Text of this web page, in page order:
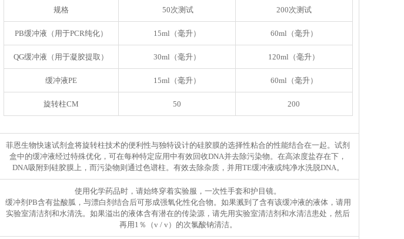
规格 50次测试 200次测试
PB缓冲液（用于PCR纯化） 15ml（毫升） 60ml（毫升）
QG缓冲液（用于凝胶提取） 30ml（毫升） 120ml（毫升）
缓冲液PE 15ml（毫升） 60ml（毫升）
旋转柱CM 50 200
菲恩生物快速试剂盒将旋转柱技术的便利性与独特设计的硅胶膜的选择性粘合的性能结合在一起。试剂
盒中的缓冲液经过特殊优化，可在每种特定应用中有效回收DNA并去除污染物。在高浓度盐存在下，
DNA吸附到硅胶膜上，而污染物则通过色谱柱。有效去除杂质，并用TE缓冲液或纯净水洗脱DNA。
使用化学药品时，请始终穿着实验服，一次性手套和护目镜。
缓冲剂PB含有盐酸胍，与漂白剂结合后可形成强氧化性化合物。如果溅到了含有该缓冲液的液体，请用
实验室清洁剂和水清洗。如果溢出的液体含有潜在的传染源，请先用实验室清洁剂和水清洁患处，然后
再用1％（v / v）的次氯酸钠清洁。